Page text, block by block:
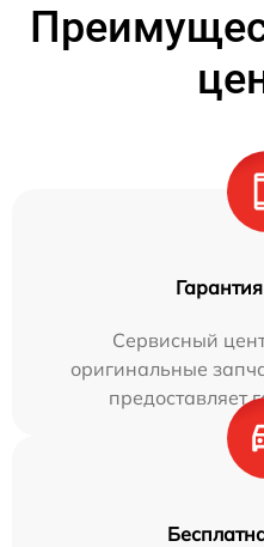
Сервисный
оригинальные
предоставляет